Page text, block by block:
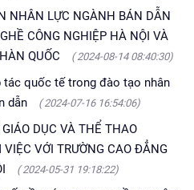
NHÂN LỰC NGÀNH BÁN DẪN
CÔNG NGHIỆP HÀ NỘI VÀ
QUỐC
( 2024-08-14 08:40:30)
tác quốc tế trong đào tạo nhân
dẫn
( 2024-07-16 16:54:06)
DỤC VÀ THỂ THAO
VỚI TRƯỜNG CAO ĐẲNG
( 2024-05-31 19:18:22)